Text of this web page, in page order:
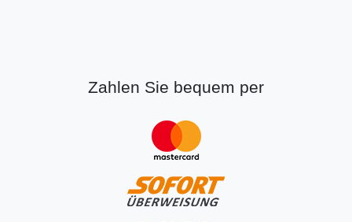
Zahlen Sie bequem per